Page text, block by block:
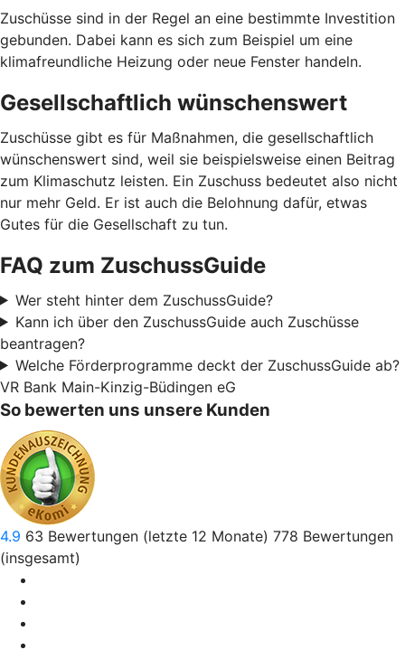
Zuschüsse sind in der Regel an eine bestimmte Investition
gebunden. Dabei kann es sich zum Beispiel um eine
klimafreundliche Heizung oder neue Fenster handeln.
Gesellschaftlich wünschenswert
Zuschüsse gibt es für Maßnahmen, die gesellschaftlich
wünschenswert sind, weil sie beispielsweise einen Beitrag
zum Klimaschutz leisten. Ein Zuschuss bedeutet also nicht
nur mehr Geld. Er ist auch die Belohnung dafür, etwas
Gutes für die Gesellschaft zu tun.
FAQ zum ZuschussGuide
Wer steht hinter dem ZuschussGuide?
Kann ich über den ZuschussGuide auch Zuschüsse
beantragen?
Welche Förderprogramme deckt der ZuschussGuide ab?
VR Bank Main-Kinzig-Büdingen eG
So bewerten uns unsere Kunden
4.9 63 Bewertungen (letzte 12 Monate) 778 Bewertungen
(insgesamt)